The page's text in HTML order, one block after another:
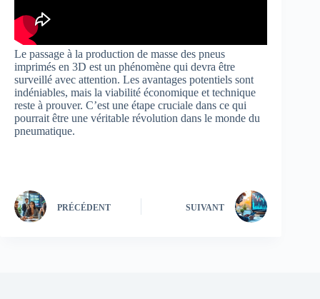
Le passage à la production de masse des pneus
imprimés en 3D est un phénomène qui devra être
surveillé avec attention. Les avantages potentiels sont
indéniables, mais la viabilité économique et technique
reste à prouver. C’est une étape cruciale dans ce qui
pourrait être une véritable révolution dans le monde du
pneumatique.
PRÉCÉDENT SUIVANT